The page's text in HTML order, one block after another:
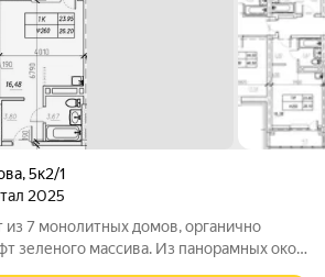
,5к2/1
2025
7 монолитных домов, органично
зеленого массива. Из панорамных окон